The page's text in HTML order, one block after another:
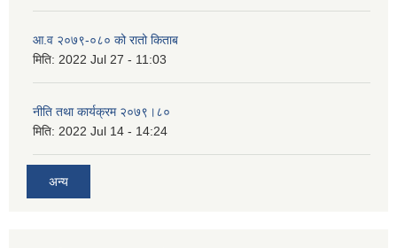
आ.व २०७९-०८० को रातो किताब
मिति: 2022 Jul 27 - 11:03
नीति तथा कार्यक्रम २०७९।८०
मिति: 2022 Jul 14 - 14:24
अन्य